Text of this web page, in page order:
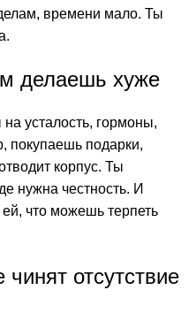
времени мало. Ты
делаешь хуже
усталость, гормоны,
покупаешь подарки,
корпус. Ты
нужна честность. И
что можешь терпеть
отсутствие